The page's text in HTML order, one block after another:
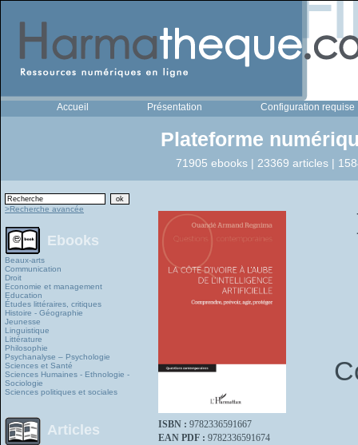
Accueil Présentation Configuration requise
Plateforme
71905 ebooks | 23369 articles |
>Recherche avancée
Ebooks
Beaux-arts
Communication
Droit
Economie et management
Education
Études littéraires, critiques
Histoire - Géographie
Jeunesse
Linguistique
Littérature
Philosophie
Psychanalyse – Psychologie
Sciences et Santé
Sciences Humaines - Ethnologie -
Sociologie
Sciences politiques et sociales
Articles ISBN : 9782336591667
EAN PDF : 9782336591674